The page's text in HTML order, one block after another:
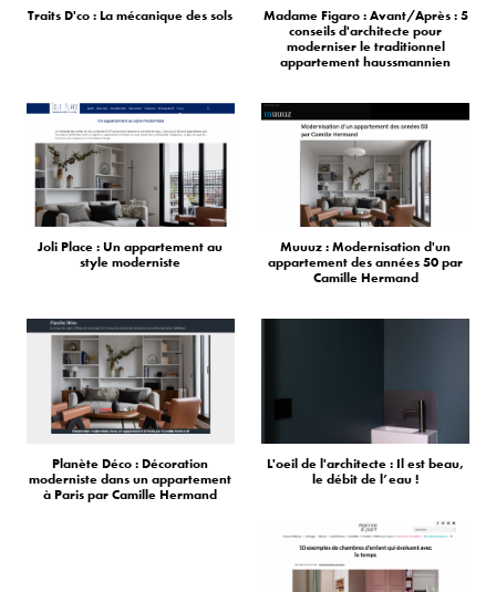
Traits D'co : La mécanique des sols
Madame Figaro : Avant/Après : 5
conseils d'architecte pour
moderniser le traditionnel
appartement haussmannien
Joli Place : Un appartement au
style moderniste
Muuuz : Modernisation d'un
appartement des années 50 par
Camille Hermand
Planète Déco : Décoration
moderniste dans un appartement
à Paris par Camille Hermand
L'oeil de l'architecte : Il est beau,
le débit de l’eau !